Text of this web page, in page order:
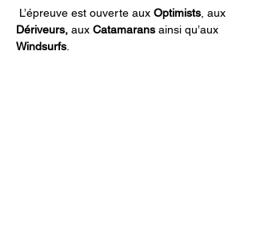
L’épreuve est ouverte aux Optimists , aux
Dériveurs, aux Catamarans ainsi qu’aux
Windsurfs